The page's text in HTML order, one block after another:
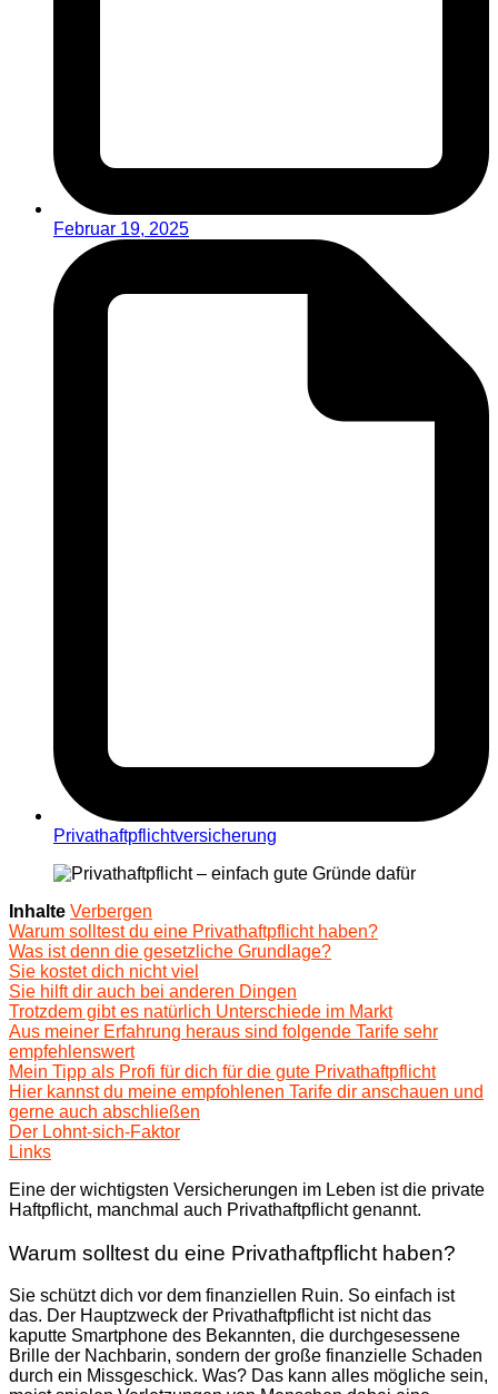
Februar 19, 2025
Privathaftpflichtversicherung
Inhalte Verbergen
Warum solltest du eine Privathaftpflicht haben?
Was ist denn die gesetzliche Grundlage?
Sie kostet dich nicht viel
Sie hilft dir auch bei anderen Dingen
Trotzdem gibt es natürlich Unterschiede im Markt
Aus meiner Erfahrung heraus sind folgende Tarife sehr
empfehlenswert
Mein Tipp als Profi für dich für die gute Privathaftpflicht
Hier kannst du meine empfohlenen Tarife dir anschauen und
gerne auch abschließen
Der Lohnt-sich-Faktor
Links
Eine der wichtigsten Versicherungen im Leben ist die private
Haftpflicht, manchmal auch Privathaftpflicht genannt.
Warum solltest du eine Privathaftpflicht haben?
Sie schützt dich vor dem finanziellen Ruin. So einfach ist
das. Der Hauptzweck der Privathaftpflicht ist nicht das
kaputte Smartphone des Bekannten, die durchgesessene
Brille der Nachbarin, sondern der große finanzielle Schaden
durch ein Missgeschick. Was? Das kann alles mögliche sein,